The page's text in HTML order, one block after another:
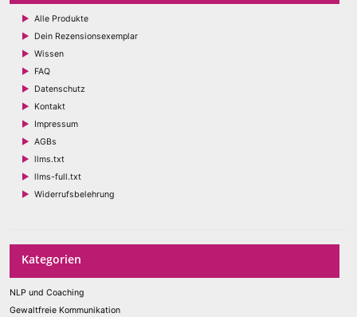
Alle Produkte
Dein Rezensionsexemplar
Wissen
FAQ
Datenschutz
Kontakt
Impressum
AGBs
llms.txt
llms-full.txt
Widerrufsbelehrung
Kategorien
NLP und Coaching
Gewaltfreie Kommunikation